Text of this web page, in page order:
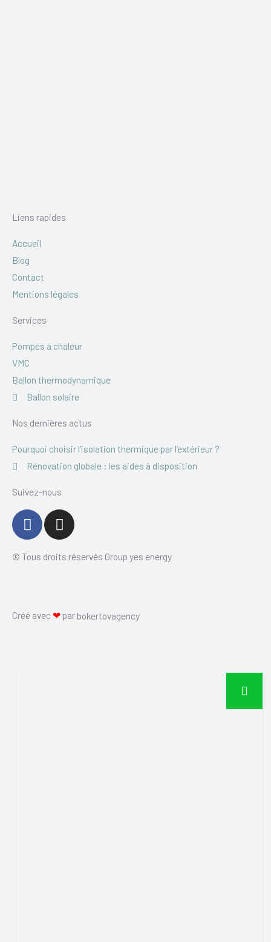
Liens rapides
Accueil
Blog
Contact
Mentions légales
Services
Pompes a chaleur
VMC
Ballon thermodynamique
Ballon solaire
Nos dernières actus
Pourquoi choisir l’isolation thermique par l’extérieur ?
Rénovation globale : les aides à disposition
Suivez-nous
F
a
e
k
I
n
t
a
© Tous droits réservés Group yes energy
Créé avec ❤ par bokertovagency